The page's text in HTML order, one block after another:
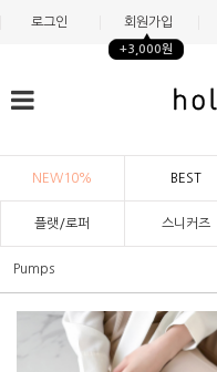
로그인 회원가입
+3,000원
NEW10% BEST
플랫/로퍼 스니커즈
Pumps